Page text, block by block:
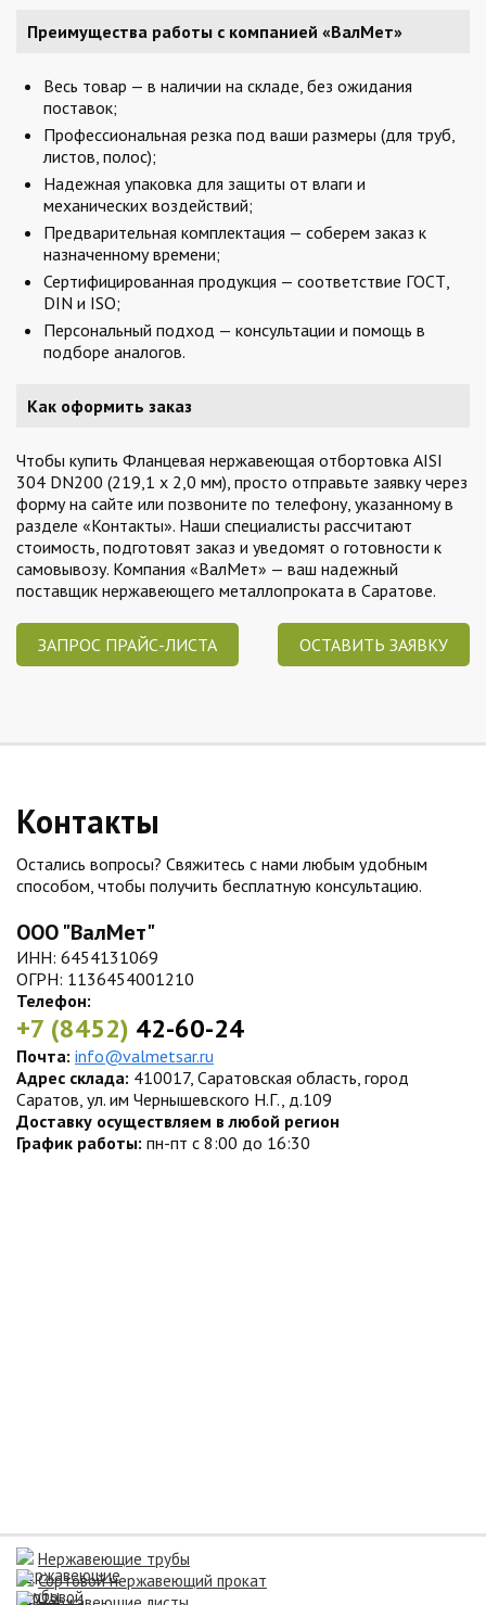
Преимущества работы с компанией «ВалМет»
Весь товар — в наличии на складе, без ожидания
поставок;
Профессиональная резка под ваши размеры (для труб,
листов, полос);
Надежная упаковка для защиты от влаги и
механических воздействий;
Предварительная комплектация — соберем заказ к
назначенному времени;
Сертифицированная продукция — соответствие ГОСТ,
DIN и ISO;
Персональный подход — консультации и помощь в
подборе аналогов.
Как оформить заказ
Чтобы купить Фланцевая нержавеющая отбортовка AISI
304 DN200 (219,1 x 2,0 мм), просто отправьте заявку через
форму на сайте или позвоните по телефону, указанному в
разделе «Контакты». Наши специалисты рассчитают
стоимость, подготовят заказ и уведомят о готовности к
самовывозу. Компания «ВалМет» — ваш надежный
поставщик нержавеющего металлопроката в Саратове.
ЗАПРОС ПРАЙС-ЛИСТА ОСТАВИТЬ ЗАЯВКУ
Контакты
Остались вопросы? Свяжитесь с нами любым удобным
способом, чтобы получить бесплатную консультацию.
ООО "ВалМет"
ИНН: 6454131069
ОГРН: 1136454001210
Телефон:
+7 (8452) 42-60-24
Почта: info@valmetsar.ru
Адрес склада: 410017, Саратовская область, город
Саратов, ул. им Чернышевского Н.Г., д.109
Доставку осуществляем в любой регион
График работы: пн-пт с 8:00 до 16:30
Нержавеющие трубы
Сортовой нержавеющий прокат